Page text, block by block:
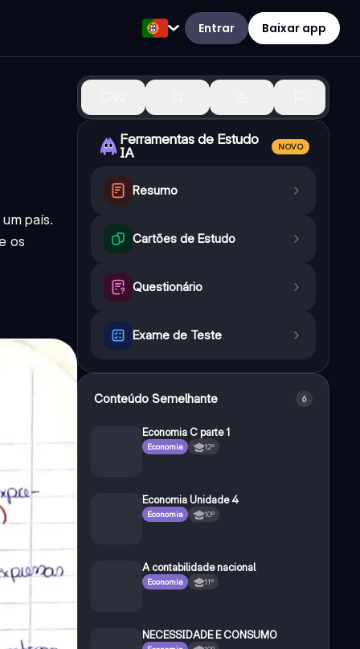
Entrar Baixar app
país.
os
Ferramentas de Estudo
IA
NOVO
Resumo
Cartões de Estudo
Questionário
Exame de Teste
Conteúdo Semelhante 6
Economia C parte 1
Economia 12º
Economia Unidade 4
Economia 10º
A contabilidade nacional
Economia 11º
NECESSIDADE E CONSUMO